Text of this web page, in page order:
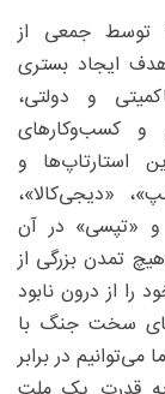
انجمن تجارت الکترونیک که در سال ۹۸ توسط جمعی از
ایجاد بستری
و دولتی،
و کسب‌وکارهای
استارتاپ‌ها و
«دیجی‌کالا»،
و «تپسی» در آن
تمدن بزرگی از
را از درون نابود
سخت جنگ با
در برابر